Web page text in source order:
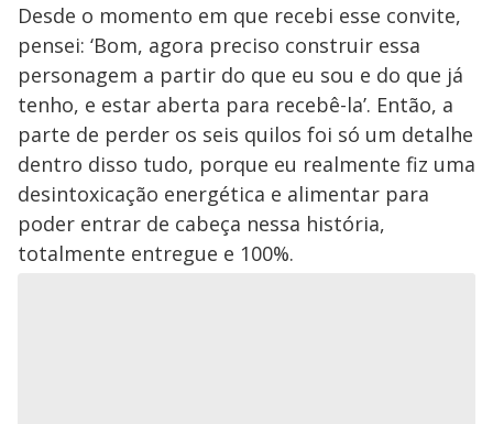
Desde o momento em que recebi esse convite,
pensei: ‘Bom, agora preciso construir essa
personagem a partir do que eu sou e do que já
tenho, e estar aberta para recebê-la’. Então, a
parte de perder os seis quilos foi só um detalhe
dentro disso tudo, porque eu realmente fiz uma
desintoxicação energética e alimentar para
poder entrar de cabeça nessa história,
totalmente entregue e 100%.